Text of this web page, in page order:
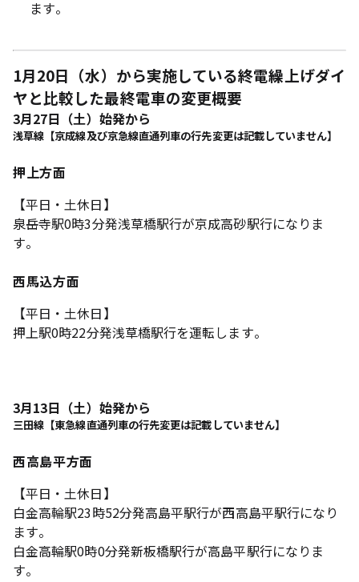
ます。
1月20日（水）から実施している終電繰上げダイ
ヤと比較した最終電車の変更概要
3月27日（土）始発から
浅草線【京成線及び京急線直通列車の行先変更は記載していません】
押上方面
【平日・土休日】
泉岳寺駅0時3分発浅草橋駅行が京成高砂駅行になりま
す。
西馬込方面
【平日・土休日】
押上駅0時22分発浅草橋駅行を運転します。
3月13日（土）始発から
三田線【東急線直通列車の行先変更は記載していません】
西高島平方面
【平日・土休日】
白金高輪駅23時52分発高島平駅行が西高島平駅行になり
ます。
白金高輪駅0時0分発新板橋駅行が高島平駅行になりま
す。